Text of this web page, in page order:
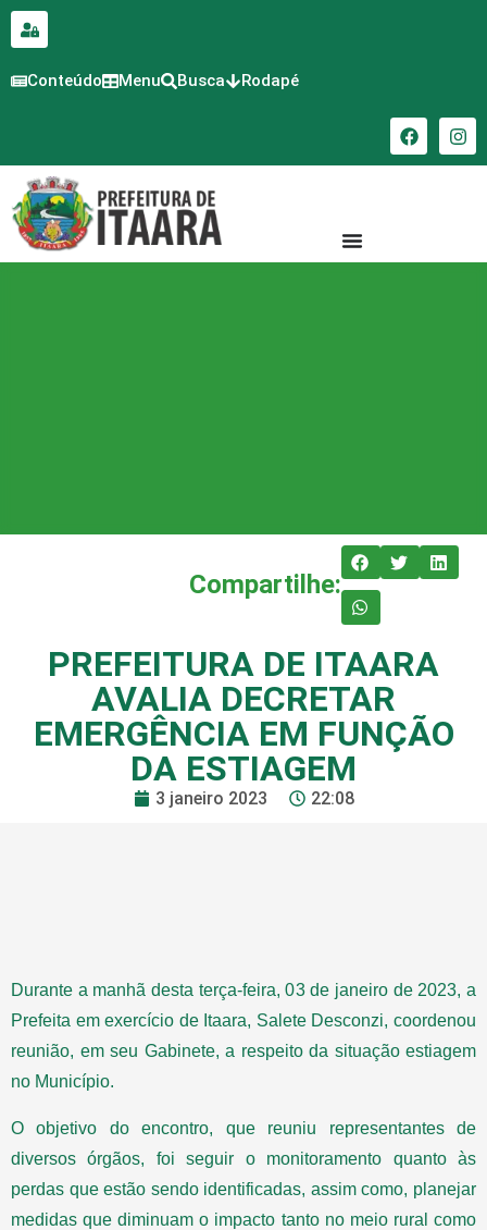
conteúdo
Conteúdo Menu Busca Rodapé
Compartilhe:
PREFEITURA DE ITAARA
AVALIA DECRETAR
EMERGÊNCIA EM FUNÇÃO
DA ESTIAGEM
3 janeiro 2023 22:08
Durante a manhã desta terça-feira, 03 de janeiro de 2023, a
Prefeita em exercício de Itaara, Salete Desconzi, coordenou
reunião, em seu Gabinete, a respeito da situação estiagem
no Município.
O objetivo do encontro, que reuniu representantes de
diversos órgãos, foi seguir o monitoramento quanto às
perdas que estão sendo identificadas, assim como, planejar
medidas que diminuam o impacto tanto no meio rural como